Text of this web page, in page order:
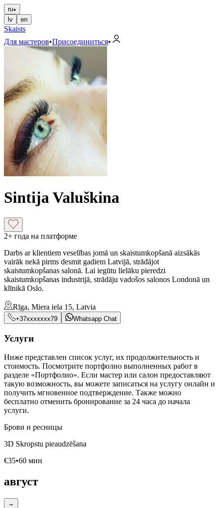
ru
lv
en
Skaists
Для мастеров•Присоединиться•
Sintija Valuškina
2+ года на платформе
Darbs ar klientiem veselības jomā un skaistumkopšanā aizsākās
vairāk nekā pirms desmit gadiem Latvijā, strādājot
skaistumkopšanas salonā. Lai iegūtu lielāku pieredzi
skaistumkopšanas industrijā, strādāju vadošos salonos Londonā un
klīnikā Oslo.
Rīga, Miera iela 15, Latvia
+37xxxxxxx79 Whatsapp Chat
Услуги
Ниже представлен список услуг, их продолжительность и
стоимость. Посмотрите портфолио выполненных работ в
разделе «Портфолио». Если мастер или салон предоставляют
такую возможность, вы можете записаться на услугу онлайн и
получить мгновенное подтверждение. Также можно
бесплатно отменить бронирование за 24 часа до начала
услуги.
Брови и ресницы
3D Skropstu pieaudzēšana
€35•60 мин
август
→